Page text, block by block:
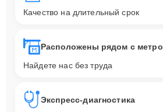
Качество на длительный срок
Расположены рядом с метро
Найдете нас без труда
Экспресс-диагностика